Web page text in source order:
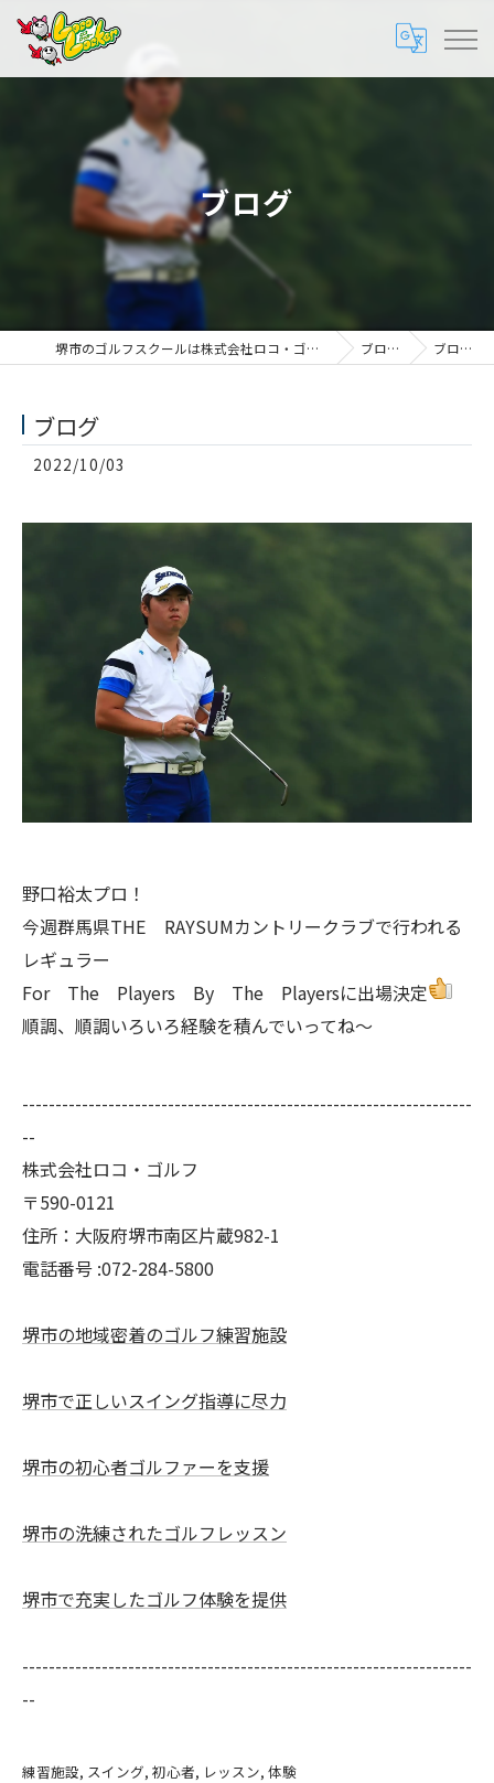
ブログ
堺市のゴルフスクールは株式会社ロコ・ゴルフ ブログ ブログ
ブログ
2022/10/03
野口裕太プロ！
今週群馬県THE RAYSUMカントリークラブで行われる
レギュラー
For The Players By The Playersに出場決定
順調、順調いろいろ経験を積んでいってね～
--------------------------------------------------------------------
--
株式会社ロコ・ゴルフ
〒590-0121
住所：大阪府堺市南区片蔵982-1
電話番号 :072-284-5800
堺市の地域密着のゴルフ練習施設
堺市で正しいスイング指導に尽力
堺市の初心者ゴルファーを支援
堺市の洗練されたゴルフレッスン
堺市で充実したゴルフ体験を提供
--------------------------------------------------------------------
--
練習施設 スイング 初心者 レッスン 体験